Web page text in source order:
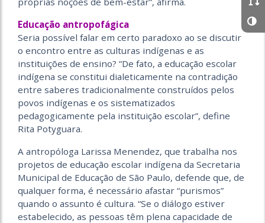
Educação antropofágica
Seria possível falar em certo paradoxo ao se discutir
o encontro entre as culturas indígenas e as
instituições de ensino? “De fato, a educação escolar
indígena se constitui dialeticamente na contradição
entre saberes tradicionalmente construídos pelos
povos indígenas e os sistematizados
pedagogicamente pela instituição escolar”, define
Rita Potyguara.
A antropóloga Larissa Menendez, que trabalha nos
projetos de educação escolar indígena da Secretaria
Municipal de Educação de São Paulo, defende que, de
qualquer forma, é necessário afastar “purismos”
quando o assunto é cultura. “Se o diálogo estiver
estabelecido, as pessoas têm plena capacidade de